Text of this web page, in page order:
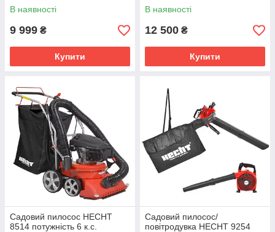
В наявності
9 999 ₴
Купити
В наявності
12 500 ₴
Купити
Садовий пилосос HECHT
8514 потужність 6 к.с.
Садовий пилосос/
повітродувка HECHT 9254